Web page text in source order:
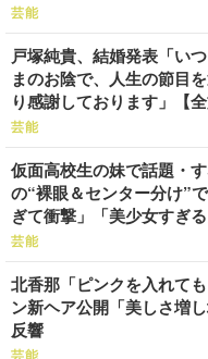
芸能
戸塚純貴、結婚発表「い
まのお陰で、人生の節目
り感謝しております」【全
芸能
仮面高校生の妹で話題・
の“裸眼＆センター分け”
ぎて衝撃」「美少女すぎる
芸能
北香那「ピンクを入れて
ン新ヘア公開「美しさ増
反響
芸能